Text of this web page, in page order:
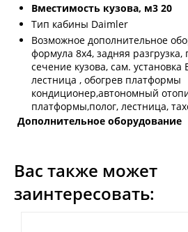
Вместимость кузова, м3 20
Тип кабины Daimler
Возможное дополнительное
формула 8х4, задняя разгрузка,
сечение кузова, сам. установка
лестница , обогрев платформы
кондиционер,автономный
платформы,полог, лестница,
Дополнительное оборудование
Вас также может
заинтересовать: